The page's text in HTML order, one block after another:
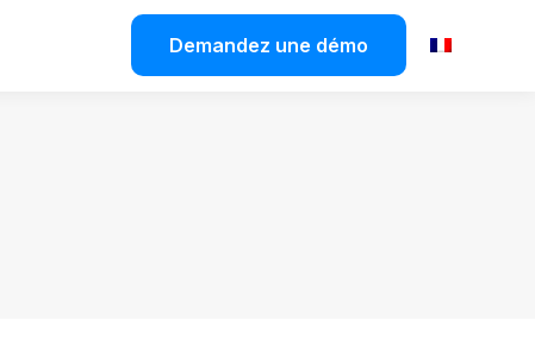
Demandez une démo